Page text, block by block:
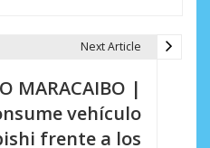
Next Article
MARACAIBO |
vehículo
frente a los